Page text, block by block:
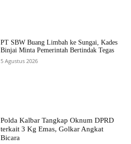
PT SBW Buang Limbah ke Sungai, Kades
Binjai Minta Pemerintah Bertindak Tegas
5 Agustus 2026
Polda Kalbar Tangkap Oknum DPRD
terkait 3 Kg Emas, Golkar Angkat
Bicara